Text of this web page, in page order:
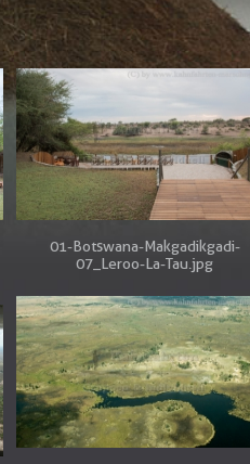
01-Botswana-Makgadikgadi-
07_Leroo-La-Tau.jpg